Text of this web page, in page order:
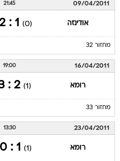
09/04/2011
21:45
אודינזה (0)
1 : 2
מחזור 32
16/04/2011
19:00
רומא (1)
2 : 3
מחזור 33
23/04/2011
13:30
רומא (1)
1 : 0